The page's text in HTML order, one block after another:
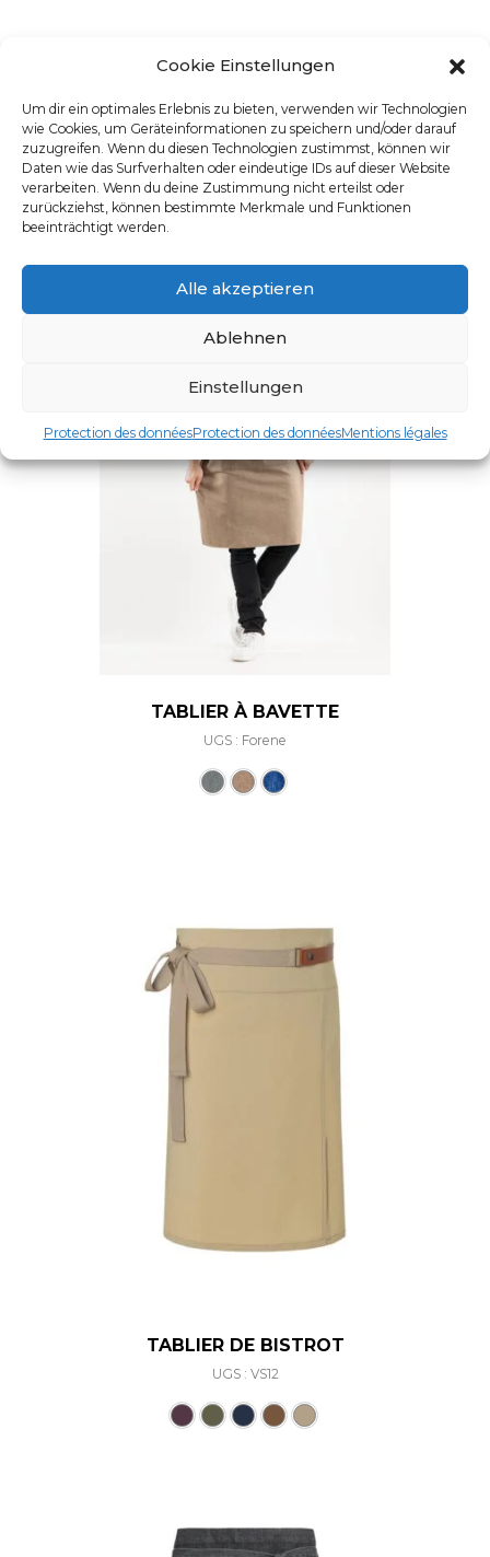
Cookie Einstellungen
Um dir ein optimales Erlebnis zu bieten, verwenden wir Technologien
wie Cookies, um Geräteinformationen zu speichern und/oder darauf
zuzugreifen. Wenn du diesen Technologien zustimmst, können wir
Daten wie das Surfverhalten oder eindeutige IDs auf dieser Website
verarbeiten. Wenn du deine Zustimmung nicht erteilst oder
zurückziehst, können bestimmte Merkmale und Funktionen
beeinträchtigt werden.
Alle akzeptieren
Ablehnen
Einstellungen
Protection des donnéesProtection des donnéesMentions légales
UGS : 31040
TABLIER À BAVETTE
UGS : Forene
TABLIER DE BISTROT
UGS : VS12